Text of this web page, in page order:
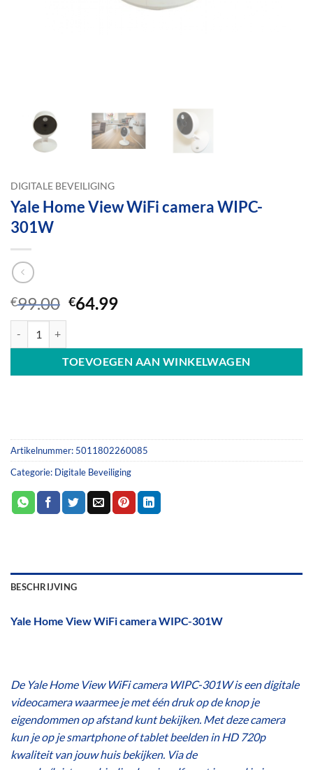
DIGITALE BEVEILIGING
Yale Home View WiFi camera WIPC-
301W
€99.00 Oorspronkelijke
€99.00.
€64.99Huidige
€64.99.
TOEVOEGEN AAN WINKELWAGEN
Artikelnummer: 5011802260085
Categorie: Digitale Beveiliging
BESCHRIJVING
Yale Home View WiFi camera WIPC-301W
De Yale Home View WiFi camera WIPC-301W is een digitale
videocamera waarmee je met één druk op de knop je
eigendommen op afstand kunt bekijken. Met deze camera
kun je op je smartphone of tablet beelden in HD 720p
kwaliteit van jouw huis bekijken. Via de